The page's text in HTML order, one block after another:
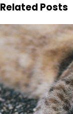
Related Posts